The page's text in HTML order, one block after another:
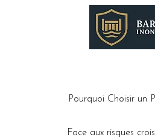
Pourquoi Choisir un
Face aux risques